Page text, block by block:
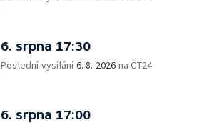
6. srpna 17:30
Poslední vysílání6. 8. 2026 na ČT24
6. srpna 17:00